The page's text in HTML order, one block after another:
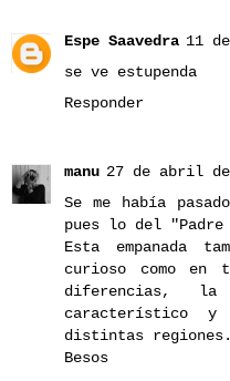
Espe Saavedra 11
se ve estupenda
Responder
manu 27 de abril
Se me había
pues lo del
Esta empanada
curioso como en
diferencias, la
característico y
distintas regiones.
Besos